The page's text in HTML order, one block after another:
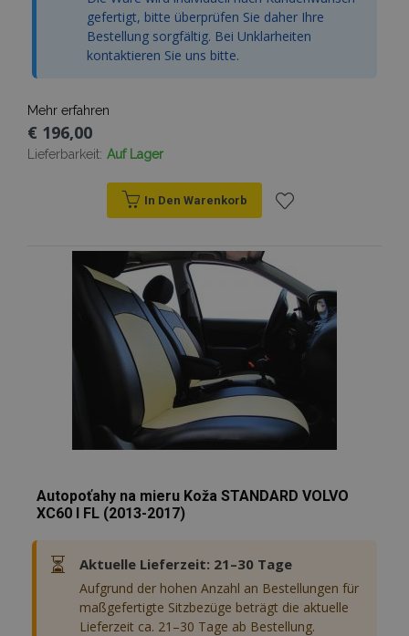
gefertigt, bitte überprüfen Sie daher Ihre
Bestellung sorgfältig. Bei Unklarheiten
kontaktieren Sie uns bitte.
Mehr erfahren
€ 196,00
Lieferbarkeit: Auf Lager
In Den Warenkorb
Wunschliste
hinzufügen
Autopoťahy na mieru Koža STANDARD VOLVO
XC60 I FL (2013-2017)
⏳ Aktuelle Lieferzeit: 21–30 Tage
Aufgrund der hohen Anzahl an Bestellungen für
maßgefertigte Sitzbezüge beträgt die aktuelle
Lieferzeit ca. 21–30 Tage ab Bestellung.